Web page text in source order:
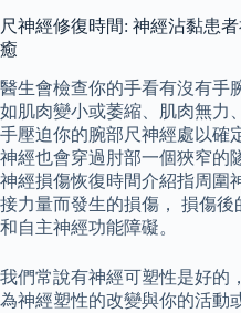
尺神經修復時間: 神經沾黏患
癒
醫生會檢查你的手看有沒有手
如肌肉變小或萎縮、肌肉無力
手壓迫你的腕部尺神經處以確
神經也會穿過肘部一個狹窄的
神經損傷恢復時間介紹指周圍
接力量而發生的損傷， 損傷
和自主神經功能障礙。
我們常說有神經可塑性是好的
為神經塑性的改變與你的活動